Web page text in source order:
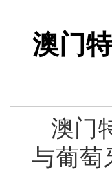
澳门
澳门
与葡萄